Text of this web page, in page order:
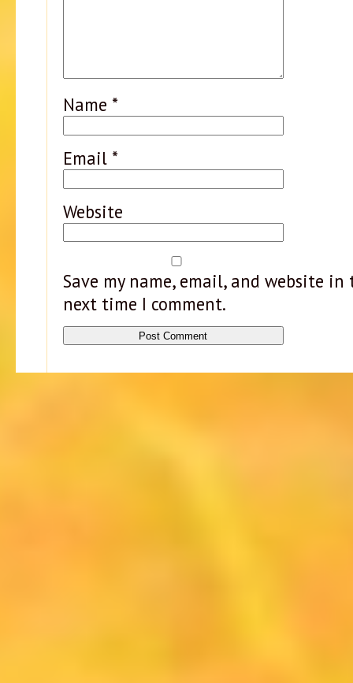
Name *
Email *
Website
Save my name, email, and website
next time I comment.